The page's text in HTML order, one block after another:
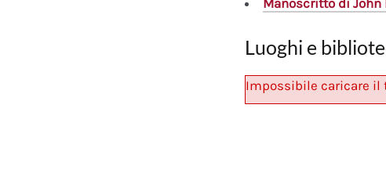
Manoscritto di John
Luoghi e
Impossibile caricare il